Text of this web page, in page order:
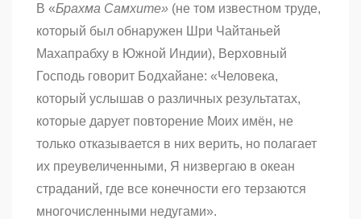
В «Брахма Cамхите» (не том известном труде,
который был обнаружен Шри Чайтаньей
Махапрабху в Южной Индии), Верховный
Господь говорит Бодхайане: «Человека,
который услышав о различных результатах,
которые дарует повторение Моих имён, не
только отказывается в них верить, но полагает
их преувеличенными, Я низвергаю в океан
страданий, где все конечности его терзаются
многочисленными недугами».